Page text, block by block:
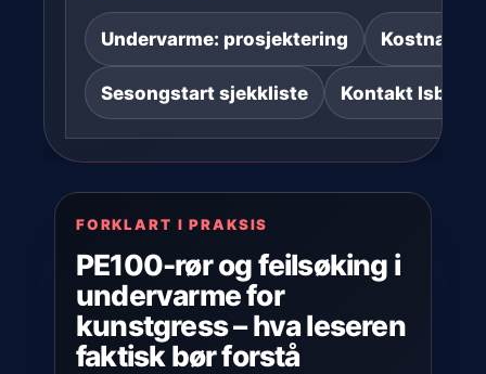
Undervarme: prosjektering Kostnad
Sesongstart sjekkliste Kontakt
FORKLART I PRAKSIS
PE100-rør og feilsøking i
undervarme for
kunstgress – hva leseren
faktisk bør forstå